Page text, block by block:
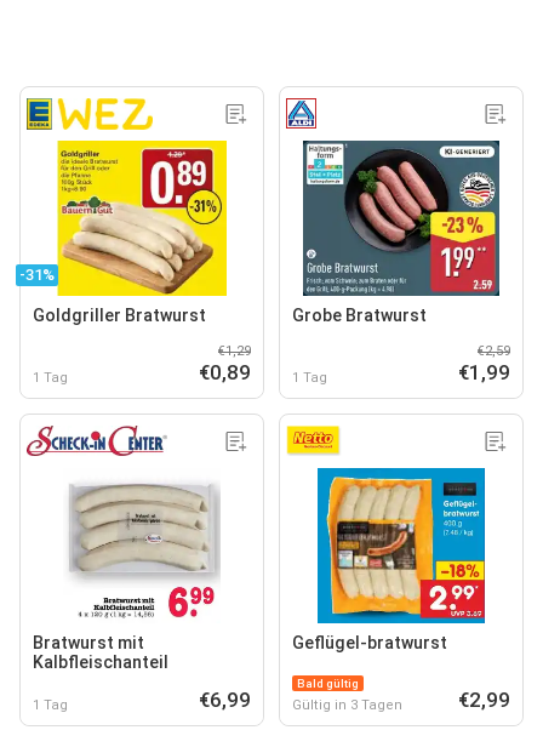
-31%
Goldgriller Bratwurst
1 Tag
€1,29
€0,89
Grobe Bratwurst
1 Tag
€2,59
€1,99
Bratwurst mit
Kalbfleischanteil
1 Tag €6,99
Geflügel-bratwurst
Bald gültig
Gültig in 3 Tagen €2,99